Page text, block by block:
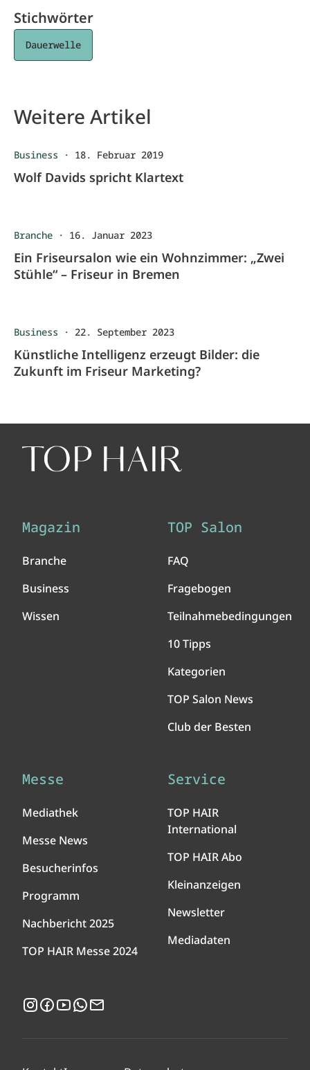
Stichwörter
Dauerwelle
Weitere Artikel
Business · 18. Februar 2019
Wolf Davids spricht Klartext
Branche · 16. Januar 2023
Ein Friseursalon wie ein Wohnzimmer: „Zwei
Stühle“ – Friseur in Bremen
Business · 22. September 2023
Künstliche Intelligenz erzeugt Bilder: die
Zukunft im Friseur Marketing?
Magazin
Branche
Business
Wissen
TOP Salon
FAQ
Fragebogen
Teilnahmebedingungen
10 Tipps
Kategorien
TOP Salon News
Club der Besten
Messe
Mediathek
Messe News
Besucherinfos
Programm
Nachbericht 2025
TOP HAIR Messe 2024
Service
TOP HAIR
International
TOP HAIR Abo
Kleinanzeigen
Newsletter
Mediadaten
Instagram
Facebook
YouTubeWhatsApp